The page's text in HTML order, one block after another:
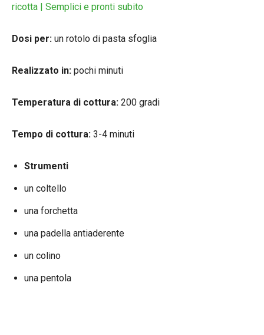
ricotta | Semplici e pronti subito
Dosi per: un rotolo di pasta sfoglia
Realizzato in: pochi minuti
Temperatura di cottura: 200 gradi
Tempo di cottura: 3-4 minuti
Strumenti
un coltello
una forchetta
una padella antiaderente
un colino
una pentola